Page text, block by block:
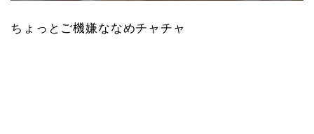
ちょっとご機嫌ななめチャチャ